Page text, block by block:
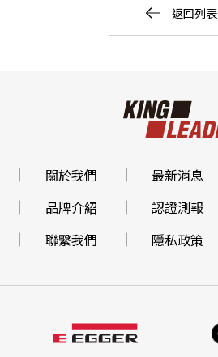
返回列表
關於我們 最新消息
品牌介紹
認證測報
聯繫我們
隱私政策